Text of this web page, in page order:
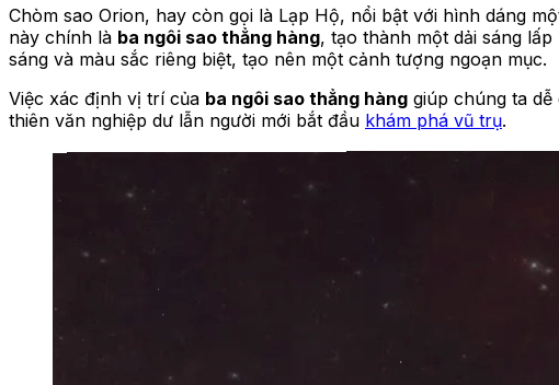
Chòm sao Orion, hay còn gọi là Lạp Hộ, nổi bật với hình dáng
này chính là ba ngôi sao thẳng hàng, tạo thành một dải sáng
sáng và màu sắc riêng biệt, tạo nên một cảnh tượng ngoạn mục.
Việc xác định vị trí của ba ngôi sao thẳng hàng giúp chúng ta
thiên văn nghiệp dư lẫn người mới bắt đầu khám phá vũ trụ.